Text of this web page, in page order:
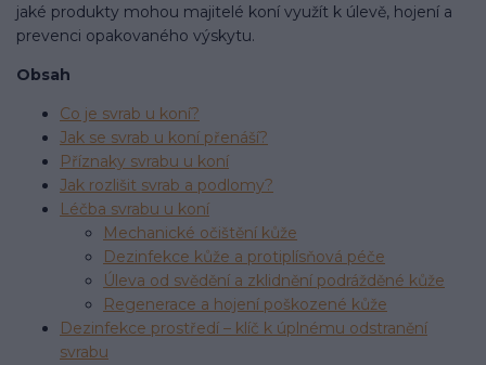
jaké produkty mohou majitelé koní využít k úlevě, hojení a
prevenci opakovaného výskytu.
Obsah
Co je svrab u koní?
Jak se svrab u koní přenáší?
Příznaky svrabu u koní
Jak rozlišit svrab a podlomy?
Léčba svrabu u koní
Mechanické očištění kůže
Dezinfekce kůže a protiplísňová péče
Úleva od svědění a zklidnění podrážděné kůže
Regenerace a hojení poškozené kůže
Dezinfekce prostředí – klíč k úplnému odstranění
svrabu